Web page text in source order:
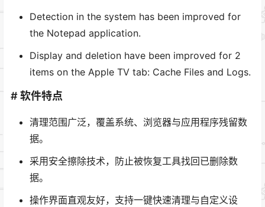
Detection in the system has been improved for
the Notepad application.
Display and deletion have been improved for 2
items on the Apple TV tab: Cache Files and Logs.
# 软件特点
清理范围广泛，覆盖系统、浏览器与应用程序残留数
据。
采用安全擦除技术，防止被恢复工具找回已删除数
据。
操作界面直观友好，支持一键快速清理与自定义设